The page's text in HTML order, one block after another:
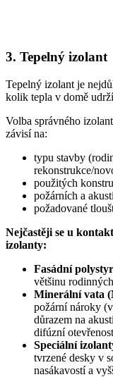
3. Tepelný izolant
Tepelný izolant je
kolik tepla v domě
Volba správného
závisí na:
typu stavby
rekonstrukce/
použitých
požárních a
požadované
Nejčastěji se u
izolanty:
Fasádní
většinu
Minerální vata
požární nároky
důrazem na
difúzní
Speciální
tvrzené desky v
nasákavostí a